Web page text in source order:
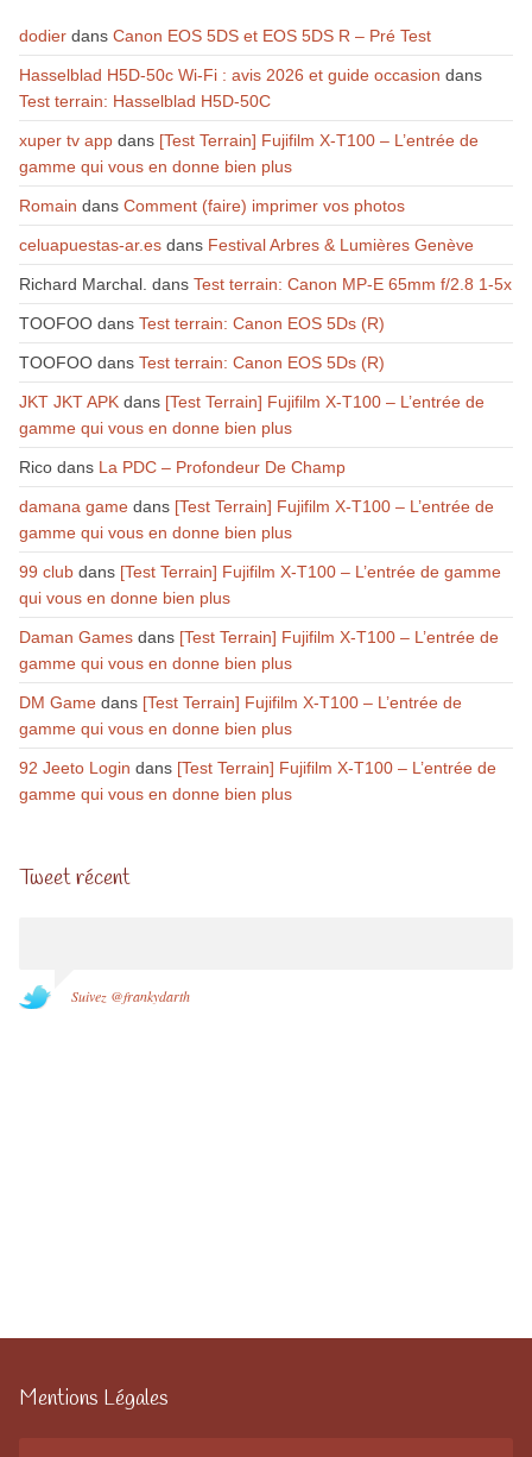
dodierdans Canon EOS 5DS et EOS 5DS R – Pré Test
Hasselblad H5D-50c Wi-Fi : avis 2026 et guide occasion dans
Test terrain: Hasselblad H5D-50C
xuper tv appdans [Test Terrain] Fujifilm X-T100 – L’entrée de
gamme qui vous en donne bien plus
Romain dans Comment (faire) imprimer vos photos
celuapuestas-ar.esdans Festival Arbres & Lumières Genève
Richard Marchal. dans Test terrain: Canon MP-E 65mm f/2.8 1-5x
TOOFOOdans Test terrain: Canon EOS 5Ds (R)
TOOFOOdans Test terrain: Canon EOS 5Ds (R)
JKT JKT APKdans [Test Terrain] Fujifilm X-T100 – L’entrée de
gamme qui vous en donne bien plus
Ricodans La PDC – Profondeur De Champ
damana gamedans [Test Terrain] Fujifilm X-T100 – L’entrée de
gamme qui vous en donne bien plus
99 clubdans [Test Terrain] Fujifilm X-T100 – L’entrée de gamme
qui vous en donne bien plus
Daman Gamesdans [Test Terrain] Fujifilm X-T100 – L’entrée de
gamme qui vous en donne bien plus
DM Gamedans [Test Terrain] Fujifilm X-T100 – L’entrée de
gamme qui vous en donne bien plus
92 Jeeto Login dans [Test Terrain] Fujifilm X-T100 – L’entrée de
gamme qui vous en donne bien plus
Tweet récent
Suivez @frankydarth
Mentions Légales